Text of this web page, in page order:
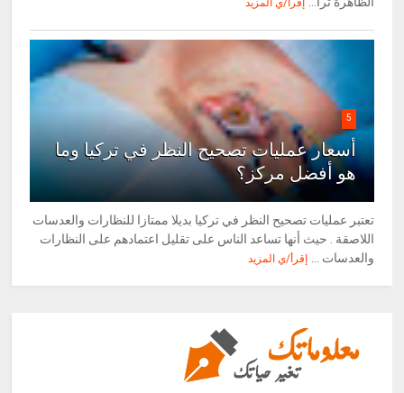
5
أسعار عمليات تصحيح النظر في تركيا وما
هو أفضل مركز؟
تعتبر عمليات تصحيح النظر في تركيا بديلا ممتازا للنظارات والعدسات
اللاصقة . حيث أنها تساعد الناس على تقليل اعتمادهم على النظارات
والعدسات ...
إقرأ/ي المزيد